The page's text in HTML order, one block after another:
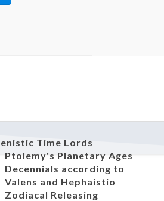
Time Lords
Ptolemy's Planetary Ages
Decennials according to
Valens and Hephaistio
Zodiacal Releasing